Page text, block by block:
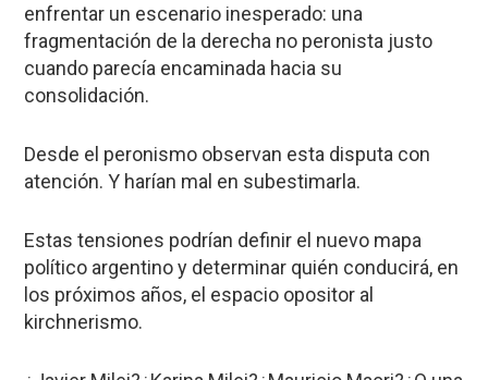
enfrentar un escenario inesperado: una
fragmentación de la derecha no peronista justo
cuando parecía encaminada hacia su
consolidación.
Desde el peronismo observan esta disputa con
atención. Y harían mal en subestimarla.
Estas tensiones podrían definir el nuevo mapa
político argentino y determinar quién conducirá, en
los próximos años, el espacio opositor al
kirchnerismo.